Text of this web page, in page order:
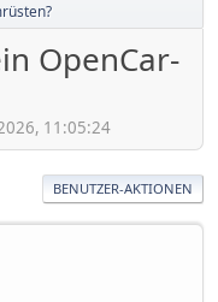
OpenCar-
11:05:24
BENUTZER-AKTIONEN